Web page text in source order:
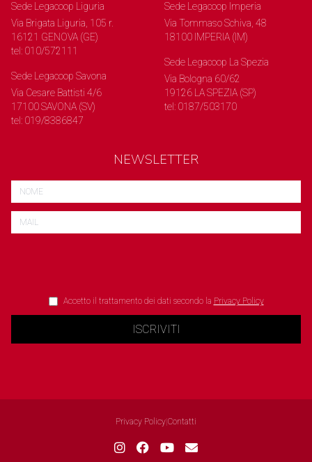
Sede Legacoop Liguria
Via Brigata Liguria, 105 r.
16121 GENOVA (GE)
tel: 010/572111
Sede Legacoop Savona
Via Cesare Battisti 4/6
17100 SAVONA (SV)
tel: 019/8386847
Sede Legacoop Imperia
Via Tommaso Schiva, 48
18100 IMPERIA (IM)
Sede Legacoop La Spezia
Via Bologna 60/62
19126 LA SPEZIA (SP)
tel: 0187/503170
NEWSLETTER
Accetto il trattamento dei dati secondo la Privacy Policy
ISCRIVITI
Privacy Policy Contatti